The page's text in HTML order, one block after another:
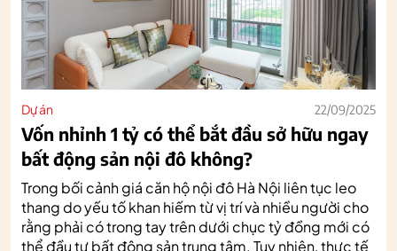
Dự án 22/09/2025
Vốn nhỉnh 1 tỷ có thể bắt đầu sở hữu ngay
bất động sản nội đô không?
Trong bối cảnh giá căn hộ nội đô Hà Nội liên tục leo
thang do yếu tố khan hiếm từ vị trí và nhiều người cho
rằng phải có trong tay trên dưới chục tỷ đồng mới có
thể đầu tư bất động sản trung tâm. Tuy nhiên, thực tế